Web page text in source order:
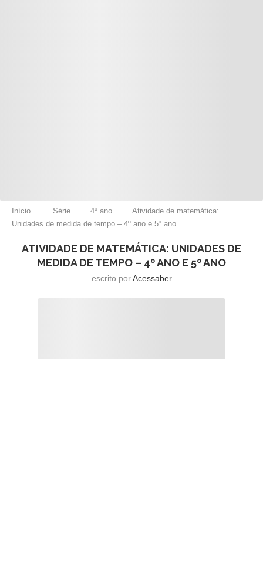
Início Série 4º ano
Atividade de matemática:
Unidades de medida de tempo – 4º ano e 5º ano
ATIVIDADE DE MATEMÁTICA: UNIDADES DE
MEDIDA DE TEMPO – 4º ANO E 5º ANO
escrito porAcessaber